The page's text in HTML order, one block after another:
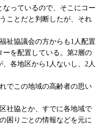
なっているので、そこにコー
ことだと判断したが、それ
祉協議会の方からも1人配置
ーを配置している。第2層の
各地区から1人ないし、2人
でこの地域の高齢者の思い
社協とか、すでに各地域で
困りごとの情報などを元に